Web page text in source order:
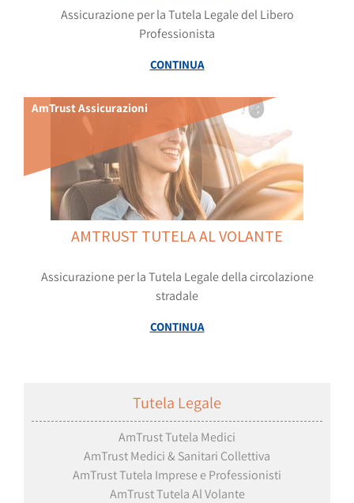
Assicurazione per la Tutela Legale del Libero
Professionista
CONTINUA
AmTrust Assicurazioni
AMTRUST TUTELA AL VOLANTE
Assicurazione per la Tutela Legale della circolazione
stradale
CONTINUA
Tutela Legale
AmTrust Tutela Medici
AmTrust Medici & Sanitari Collettiva
AmTrust Tutela Imprese e Professionisti
AmTrust Tutela Al Volante